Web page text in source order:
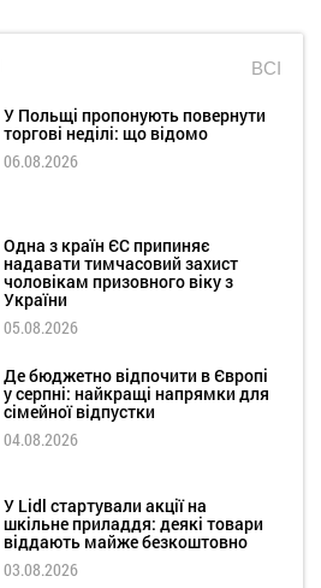
ВСІ
У Польщі пропонують повернути
торгові неділі: що відомо
06.08.2026
Одна з країн ЄС припиняє
надавати тимчасовий захист
чоловікам призовного віку з
України
05.08.2026
Де бюджетно відпочити в Європі
у серпні: найкращі напрямки для
сімейної відпустки
04.08.2026
У Lidl стартували акції на
шкільне приладдя: деякі товари
віддають майже безкоштовно
03.08.2026